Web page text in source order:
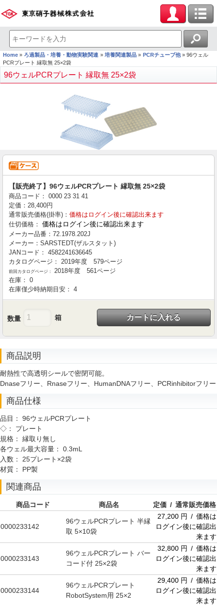
Home ろ過製品・培養・動物実験関連 培養関連製品 PCRチューブ他
96ウェル
PCRプレート 縁取無 25×2袋
96ウェルPCRプレート 縁取無 25×2袋
【販売終了】96ウェルPCRプレート 縁取無 25×2袋
商品コード： 0000 23 31 41
定価： 28,400円
通常販売価格(掛率)： 価格はログイン後に確認出来ます
仕切価格： 価格はログイン後に確認出来ます
メーカー品番： 72.1978.202J
メーカー： SARSTEDT(ザルスタット)
JANコード： 4582241636645
カタログページ：
2019年度 579ページ
前回カタログページ：
2018年度 561ページ
在庫： 0
在庫僅少時納期目安： 4
数量 箱 カートに入れる
商品説明
耐熱性で高透明シールで密閉可能。
Dnaseフリー、Rnaseフリー、HumanDNAフリー、PCRinhibitorフリー
商品仕様
品目： 96ウェルPCRプレート
◇： プレート
規格： 縁取り無し
各ウェル最大容量： 0.3mL
入数： 25プレート×2袋
材質： PP製
関連商品
商品コード 商品名 定価 / 通常販売価格
0000233142
96ウェルPCRプレート 半縁
取 5×10袋
27,200 円 / 価格は
ログイン後に確認出
来ます
0000233143
96ウェルPCRプレート バー
コード付 25×2袋
32,800 円 / 価格は
ログイン後に確認出
来ます
0000233144
96ウェルPCRプレート
RobotSystem用 25×2
29,400 円 / 価格は
ログイン後に確認出
来ます